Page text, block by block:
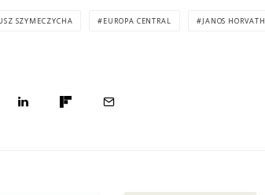
SZYMECZYCHA EUROPA CENTRAL JANOS HORVATH